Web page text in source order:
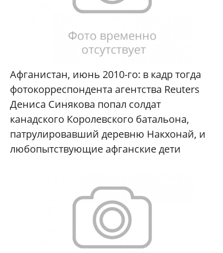
Афганистан, июнь 2010-го: в кадр тогда
фотокорреспондента агентства Reuters
Дениса Синякова попал солдат
канадского Королевского батальона,
патрулировавший деревню Накхонай, и
любопытствующие афганские дети